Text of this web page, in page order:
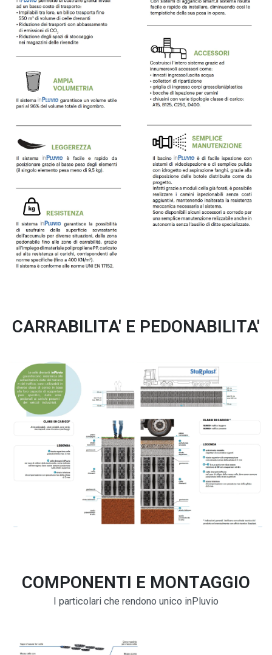
CARRABILITA' E PEDONABILITA'
COMPONENTI E MONTAGGIO
I particolari che rendono unico inPluvio